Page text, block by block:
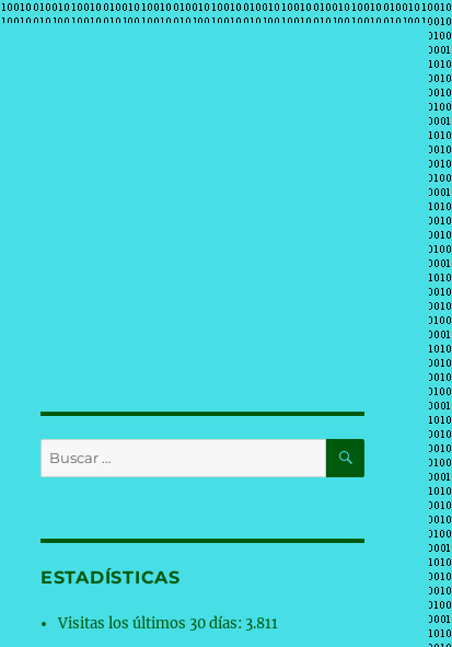
Buscar
por:
BUSCAR
ESTADÍSTICAS
Visitas los últimos 30 días: 3.811